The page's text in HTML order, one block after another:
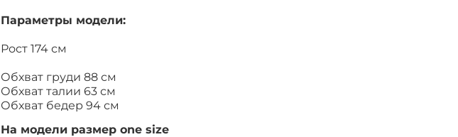
Параметры модели:
Рост 174 см
Обхват груди 88 см
Обхват талии 63 см
Обхват бедер 94 см
На модели размер one size